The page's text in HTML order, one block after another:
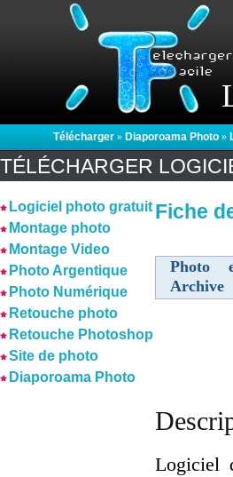
Télécharger » Diaporoama Photo »
TÉLÉCHARGER
Logiciel photo gratuit
Montage photo
Montage Video
Photo Argentique
Photo Numérique
Retouche photo
Retouche Photoshop
Site de photo
Diaporoama Photo
Fiche
Photo
Archive
Logiciel